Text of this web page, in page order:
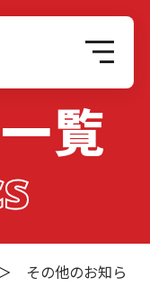
覧
その他のお知ら